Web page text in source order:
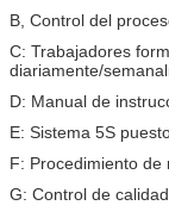
B, Control del
C: Trabajadores
diariamente/
D: Manual de
E: Sistema 5S
F: Procedimiento de
G: Control de